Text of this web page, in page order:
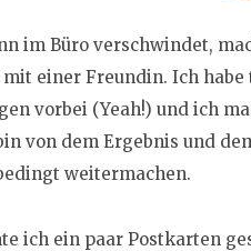
im Büro verschwindet,
einer Freundin. Ich
vorbei (Yeah!) und ich
von dem Ergebnis und
weitermachen.
ich ein paar Postkarten